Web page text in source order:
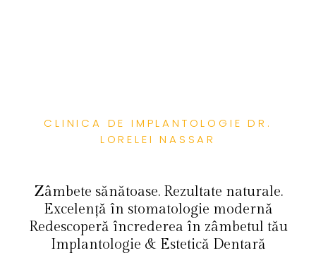
CLINICA DE IMPLANTOLOGIE DR.
LORELEI NASSAR
Zâmbete sănătoase. Rezultate naturale.
Excelență în stomatologie modernă
Redescoperă încrederea în zâmbetul tău
Implantologie & Estetică Dentară